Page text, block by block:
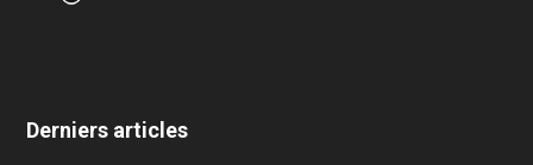
Derniers articles